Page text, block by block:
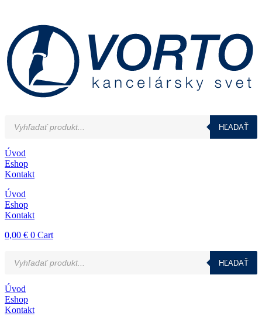
obsah
search
HĽADAŤ
Úvod
Eshop
Kontakt
Úvod
Eshop
Kontakt
0,00 € 0 Cart
search
HĽADAŤ
Úvod
Eshop
Kontakt